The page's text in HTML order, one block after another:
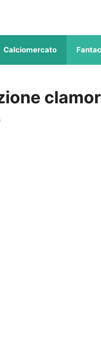
Calciomercato